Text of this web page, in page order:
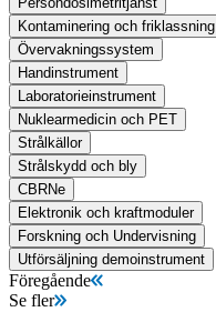
Kontaminering och friklassning
Övervakningssystem
Handinstrument
Laboratorieinstrument
Nuklearmedicin och PET
Strålkällor
Strålskydd och bly
CBRNe
Elektronik och kraftmoduler
Forskning och Undervisning
Utförsäljning demoinstrument
Föregående
Se fler